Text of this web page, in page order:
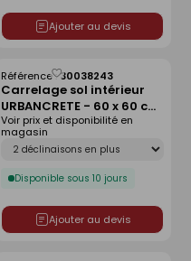
Ajouter au devis
Carrelage sol intérieur
URBANCRETE - 60 x 60 cm
ép.9 mm - dark greige
Référence :30038243
Déclinaison
Disponible sous 10 jours
Voir prix et disponibilité en
magasin
Ajouter au devis
Enregistrer
comme
liste